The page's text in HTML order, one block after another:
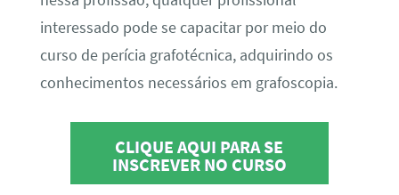
interessado pode se capacitar por meio do
curso de perícia grafotécnica, adquirindo os
conhecimentos necessários em grafoscopia.
CLIQUE AQUI PARA SE
INSCREVER NO CURSO